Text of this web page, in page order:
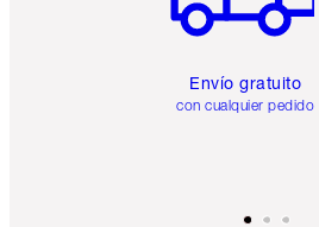
Envío gratuito
con cualquier pedido